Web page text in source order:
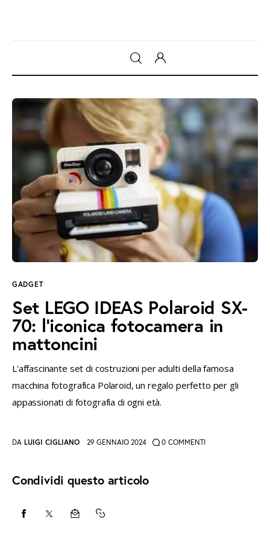
Tecnologia
Sicurezza
Intrattenimento
Web Log
instagramm
threads twitter-rss
GADGET
Set LEGO IDEAS Polaroid SX-
70: l’iconica fotocamera in
mattoncini
L'affascinante set di costruzioni per adulti della famosa
macchina fotografica Polaroid, un regalo perfetto per gli
appassionati di fotografia di ogni età.
DA LUIGI CIGLIANO 29 GENNAIO 2024 0 COMMENTI
Condividi questo articolo
CONDIVIDICONDIVIDICONDIVIDI
COPY